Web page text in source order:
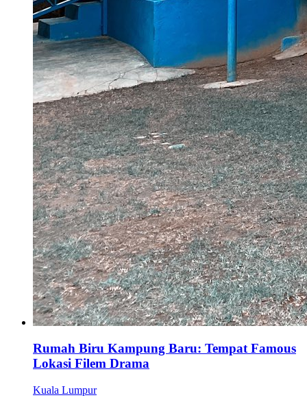
Rumah Biru Kampung Baru: Tempat Famous
Lokasi Filem Drama
Kuala Lumpur